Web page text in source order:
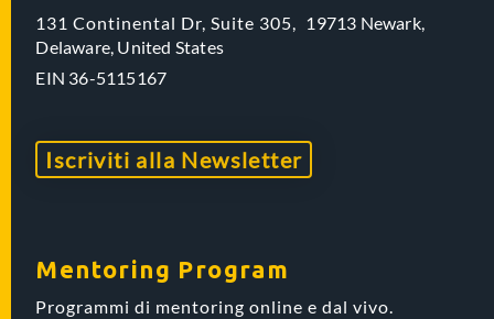
131 Continental Dr, Suite 305, 19713 Newark,
Delaware, United States
EIN 36-5115167
Iscriviti alla Newsletter
Mentoring Program
Programmi di mentoring online e dal vivo.